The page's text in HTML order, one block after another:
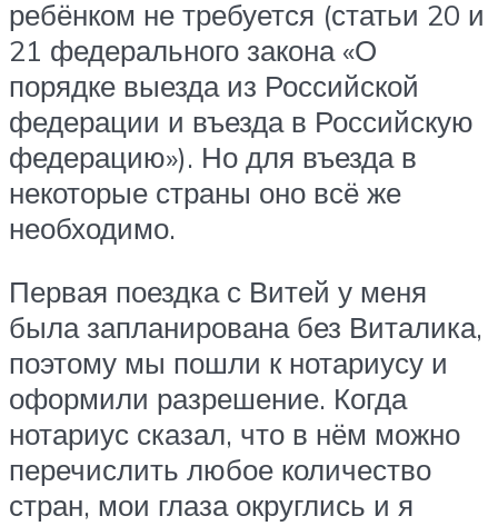
ребёнком не требуется (статьи 20 и
21 федерального закона «О
порядке выезда из Российской
федерации и въезда в Российскую
федерацию»). Но для въезда в
некоторые страны оно всё же
необходимо.
Первая поездка с Витей у меня
была запланирована без Виталика,
поэтому мы пошли к нотариусу и
оформили разрешение. Когда
нотариус сказал, что в нём можно
перечислить любое количество
стран, мои глаза округлись и я